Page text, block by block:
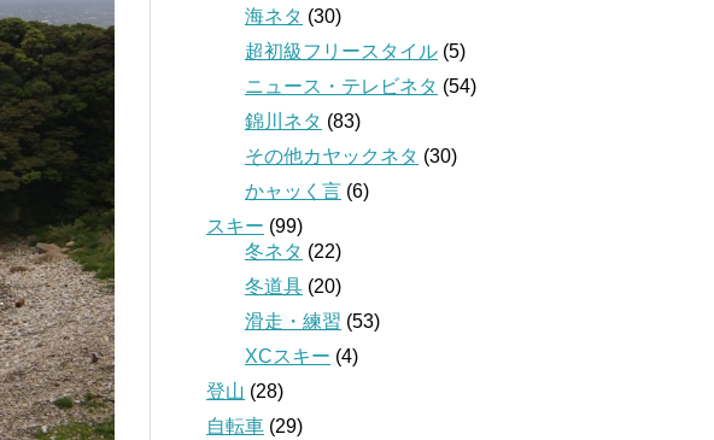
海ネタ (30)
超初級フリースタイル (5)
ニュース・テレビネタ (54)
錦川ネタ (83)
その他カヤックネタ (30)
かャッく言 (6)
スキー (99)
冬ネタ (22)
冬道具 (20)
滑走・練習 (53)
XCスキー (4)
登山 (28)
自転車 (29)